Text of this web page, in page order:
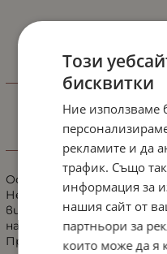
Основа за дълготраен
Неутрализира,
витамин Е и
наситеността на цвета
Предлага се в 2 цвята.
Този
бисквитки
Ние използваме
рекламите и да
трафик. Също
информация за
нашия сайт от
партньори за
които може да я